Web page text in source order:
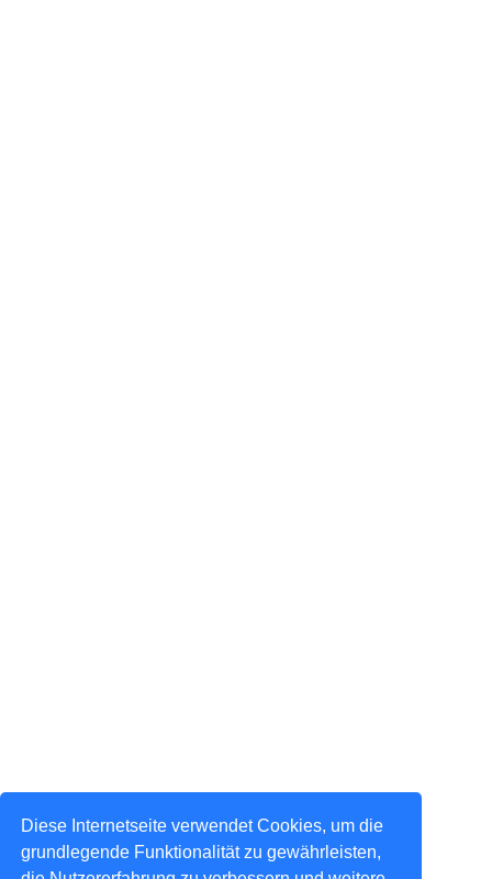
Diese Internetseite verwendet Cookies, um die
grundlegende Funktionalität zu gewährleisten,